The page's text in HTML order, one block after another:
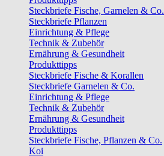
Steckbriefe Fische, Garnelen & Co.
Steckbriefe Pflanzen
Einrichtung & Pflege
Technik & Zubehör
Ernährung & Gesundheit
Produkttipps
Steckbriefe Fische & Korallen
Steckbriefe Garnelen & Co.
Einrichtung & Pflege
Technik & Zubehör
Ernährung & Gesundheit
Produkttipps
Steckbriefe Fische, Pflanzen & Co.
Koi